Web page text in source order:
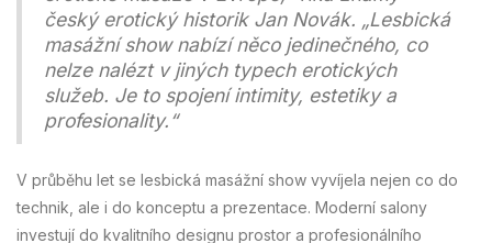
český erotický historik Jan Novák. „Lesbická
masážní show nabízí něco jedinečného, co
nelze nalézt v jiných typech erotických
služeb. Je to spojení intimity, estetiky a
profesionality.“
V průběhu let se lesbická masážní show vyvíjela nejen co do
technik, ale i do konceptu a prezentace. Moderní salony
investují do kvalitního designu prostor a profesionálního